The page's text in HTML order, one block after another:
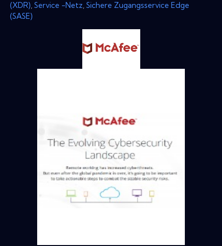
(XDR), Service -Netz, Sichere Zugangsservice Edge
(SASE)